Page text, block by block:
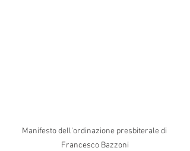
Manifesto dell'ordinazione presbiterale di
Francesco Bazzoni